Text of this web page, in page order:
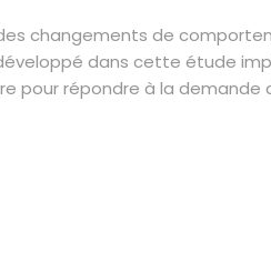
changements de
dans cette étude
pour répondre à la demande